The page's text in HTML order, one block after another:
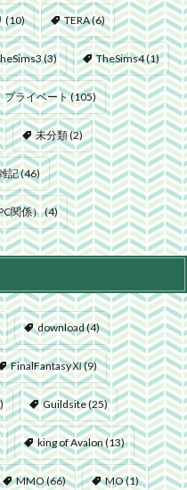
(10) TERA(6)
(3) TheSims4(1)
プライベート(105)
未分類(2)
記(46)
関係）(4)
download(4)
FinalFantasyⅪ(9)
Guildsite(25)
king of Avalon(13)
MMO(66) MO(1)